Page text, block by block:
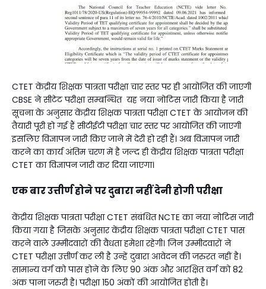
CTET केंद्रीय शिक्षक पात्रता परीक्षा चार स्तर पर ही आयोजित की जाएगी
CBSE ने सीटेट परीक्षा सम्बन्धित यह नया नोटिस जारी किया है जारी
सूचना के अनुसार केंद्रीय शिक्षक पात्रता परीक्षा CTET के आयोजन की
तैयारी पूरी हो गई हैं सीटीईटी परीक्षा चार स्तर पर आयोजित की जाएगी
इसलिए विज्ञापन जारी किए जाने में देरी हो रही हैं। अब विज्ञापन जारी
करने का कार्य अंतिम चरण में है जल्द ही केंद्रीय शिक्षक पात्रता परीक्षा
CTET का विज्ञापन जारी कर दिया जाएगा।
एक बार उत्तीर्ण होने पर दुबारा नहीं देनी होगी परीक्षा
केंद्रीय शिक्षक पात्रता परीक्षा CTET संबंधित NCTE का नया नोटिस जारी
किया गया है जिसके अनुसार केंद्रीय शिक्षक पात्रता परीक्षा CTET पास
करने वाले उम्मीदवारों की वैधता हमेशा रहेगी। जिन उम्मीदवारों ने
CTET परीक्षा उत्तीर्ण कर ली है उन्हें दुबारा आवेदन की जरुरत नहीं है।
सामान्य वर्ग को पास होने के लिए 90 अंक और आरक्षित वर्ग को 82
अंक पाना जरुरी है। परीक्षा 150 अंकों की आयोजित होती है।